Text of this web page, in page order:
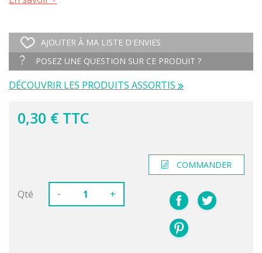
AJOUTER À MA LISTE D'ENVIES
POSEZ UNE QUESTION SUR CE PRODUIT ?
DÉCOUVRIR LES PRODUITS ASSORTIS
0,30 € TTC
Qté - +
COMMANDER